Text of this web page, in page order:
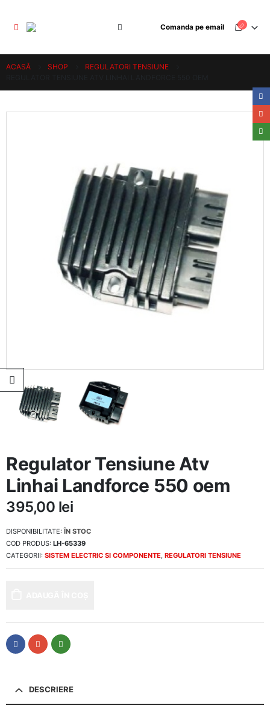
Comanda pe email
ACASĂ SHOP
REGULATORI TENSIUNE
Regulator Tensiune Atv
Linhai Landforce 550 oem
395,00 lei
DISPONIBILITATE:ÎN STOC
COD PRODUS: LH-65339
CATEGORII: SISTEM ELECTRIC SI COMPONENTE REGULATORI TENSIUNE
DESCRIERE